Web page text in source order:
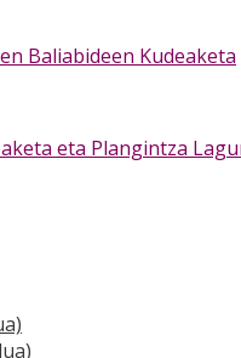
Baliabideen Kudeaketa
eta Plangintza